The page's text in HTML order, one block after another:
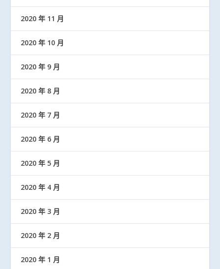
2020 年 11 月
2020 年 10 月
2020 年 9 月
2020 年 8 月
2020 年 7 月
2020 年 6 月
2020 年 5 月
2020 年 4 月
2020 年 3 月
2020 年 2 月
2020 年 1 月